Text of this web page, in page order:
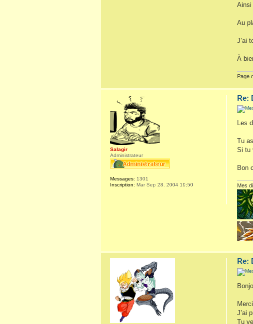
Ainsi
Au
J’ai
À
Page
Re:
Les
Tu
Si tu
Bon
Mes
Salagir
Administrateur
Messages: 1301
Inscription: Mar Sep 28, 2004 19:50
Re:
J’ai
Tu